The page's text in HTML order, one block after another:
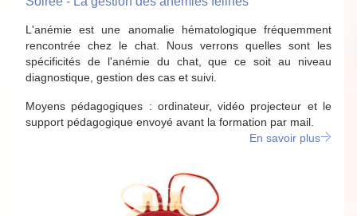
L'anémie est une anomalie hématologique fréquemment
rencontrée chez le chat. Nous verrons quelles sont les
spécificités de l'anémie du chat, que ce soit au niveau
diagnostique, gestion des cas et suivi.
Moyens pédagogiques : ordinateur, vidéo projecteur et le
support pédagogique envoyé avant la formation par mail.
En savoir plus